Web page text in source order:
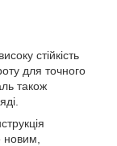
стійкість
для точного
також
новим,